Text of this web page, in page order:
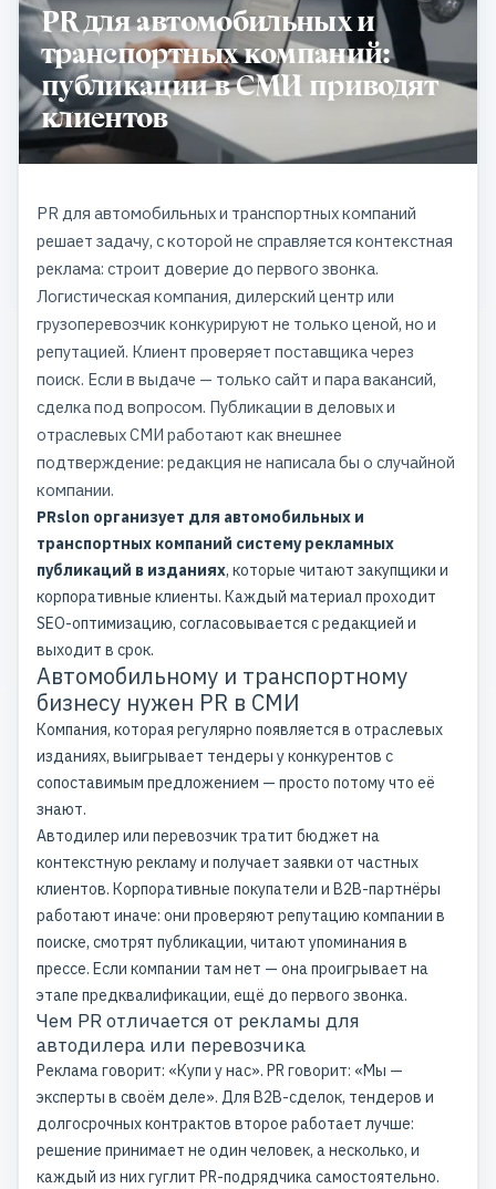
PR для автомобильных и
транспортных компаний:
публикации в СМИ приводят
клиентов
PR для автомобильных и транспортных компаний
решает задачу, с которой не справляется контекстная
реклама: строит доверие до первого звонка.
Логистическая компания, дилерский центр или
грузоперевозчик конкурируют не только ценой, но и
репутацией. Клиент проверяет поставщика через
поиск. Если в выдаче — только сайт и пара вакансий,
сделка под вопросом. Публикации в деловых и
отраслевых СМИ работают как внешнее
подтверждение: редакция не написала бы о случайной
компании.
PRslon организует для автомобильных и
транспортных компаний системурекламных
публикаций в изданиях, которые читают закупщики и
корпоративные клиенты. Каждый материал проходит
SEO-оптимизацию, согласовывается с редакцией и
выходит в срок.
Автомобильному и транспортному
бизнесу нужен PR в СМИ
Компания, которая регулярно появляется в отраслевых
изданиях, выигрывает тендеры у конкурентов с
сопоставимым предложением — просто потому что её
знают.
Автодилер или перевозчик тратит бюджет на
контекстную рекламу и получает заявки от частных
клиентов. Корпоративные покупатели и B2B-партнёры
работают иначе: они проверяют репутацию компании в
поиске, смотрят публикации, читают упоминания в
прессе. Если компании там нет — она проигрывает на
этапе предквалификации, ещё до первого звонка.
Чем PR отличается от рекламы для
автодилера или перевозчика
Реклама говорит: «Купи у нас». PR говорит: «Мы —
эксперты в своём деле». Для B2B-сделок, тендеров и
долгосрочных контрактов второе работает лучше:
решение принимает не один человек, а несколько, и
каждый из них гуглит PR-подрядчикасамостоятельно.